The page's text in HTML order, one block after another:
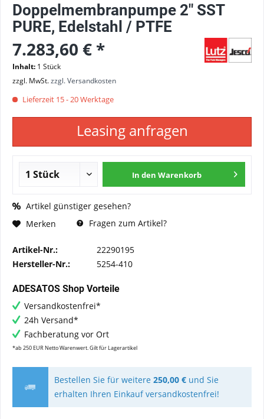
Doppelmembranpumpe 2" SST
PURE, Edelstahl / PTFE
7.283,60 € *
Inhalt: 1 Stück
zzgl. MwSt.zzgl. Versandkosten
Lieferzeit 15 - 20 Werktage
Leasing anfragen
In den Warenkorb
Artikel günstiger gesehen?
Merken
Fragen zum Artikel?
Artikel-Nr.:
22290195
Hersteller-Nr.:
5254-410
ADESATOS Shop Vorteile
Versandkostenfrei*
24h Versand*
Fachberatung vor Ort
*ab 250 EUR Netto Warenwert. Gilt für Lagerartikel
Bestellen Sie für weitere 250,00 €und Sie
erhalten Ihren Einkauf versandkostenfrei!